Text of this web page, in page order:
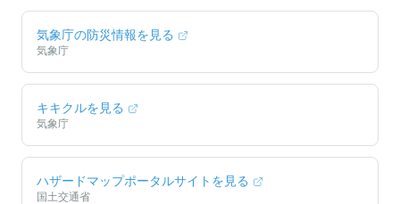
気象庁の防災情報を見る
気象庁
キキクルを見る
気象庁
ハザードマップポータルサイトを見る
国土交通省